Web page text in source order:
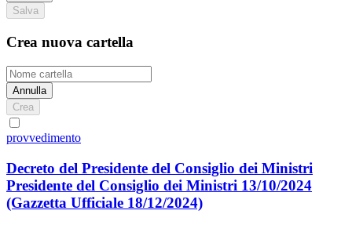
Salva
Crea nuova cartella
Annulla
Crea
provvedimento
Decreto del Presidente del Consiglio dei Ministri
Presidente del Consiglio dei Ministri 13/10/2024
(Gazzetta Ufficiale 18/12/2024)